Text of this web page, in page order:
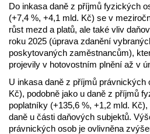
Do inkasa daně z příjmů fyzických
(+7,4 %, +4,1 mld. Kč) se v
růst mezd a platů, ale také vliv
roku 2025 (úprava zdanění
poskytovaných zaměstnancům),
projevily v hotovostním plnění až v
U inkasa daně z příjmů právnických
Kč), podobně jako u daně z příjmů
poplatníky (+135,6 %, +1,2 mld.
daně u části daňových subjektů.
právnických osob je ovlivněna